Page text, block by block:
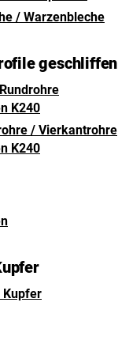
/ Warzenbleche
geschliffen
K240
/ Vierkantrohre
K240
Kupfer